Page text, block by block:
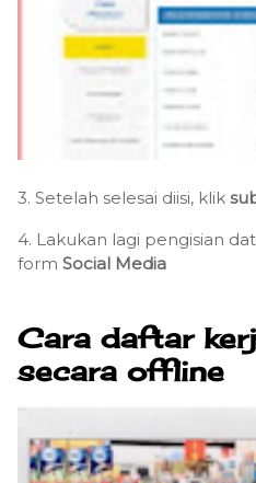
3. Setelah selesai diisi, klik
4. Lakukan lagi pengisian
form Social Media
Cara daftar
secara offline